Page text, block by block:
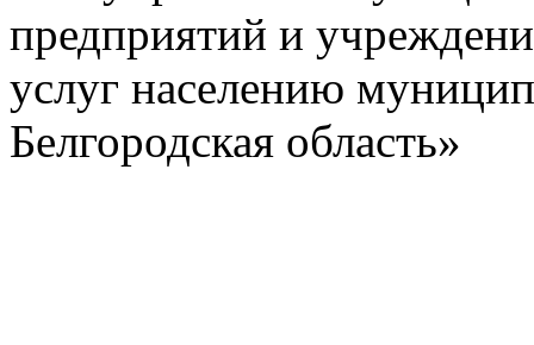
предприятий и
услуг населению
Белгородская область»